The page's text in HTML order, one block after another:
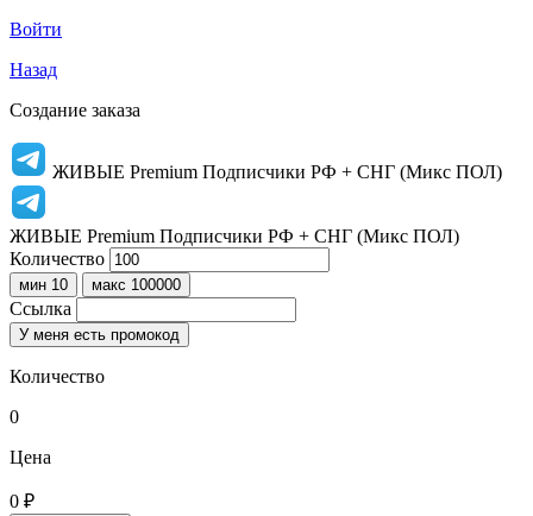
Войти
Назад
Создание заказа
ЖИВЫЕ Premium Подписчики РФ + СНГ (Микс ПОЛ)
ЖИВЫЕ Premium Подписчики РФ + СНГ (Микс ПОЛ)
Количество
мин 10 макс 100000
Ссылка
У меня есть промокод
Количество
0
Цена
0 ₽